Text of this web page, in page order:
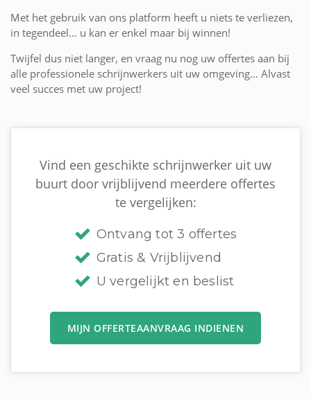
Met het gebruik van ons platform heeft u niets te verliezen,
in tegendeel... u kan er enkel maar bij winnen!
Twijfel dus niet langer, en vraag nu nog uw offertes aan bij
alle professionele schrijnwerkers uit uw omgeving... Alvast
veel succes met uw project!
Vind een geschikte schrijnwerker uit uw
buurt door vrijblijvend meerdere offertes
te vergelijken:
Ontvang tot 3 offertes
Gratis & Vrijblijvend
U vergelijkt en beslist
MIJN OFFERTEAANVRAAG INDIENEN